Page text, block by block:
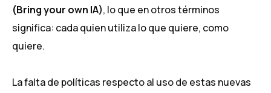
(Bring your own IA), lo que en otros términos
significa: cada quien utiliza lo que quiere, como
quiere.
La falta de políticas respecto al uso de estas nuevas